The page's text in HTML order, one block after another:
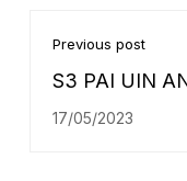
Previous post
S3 PAI UIN
PENGABDIAN
17/05/2023